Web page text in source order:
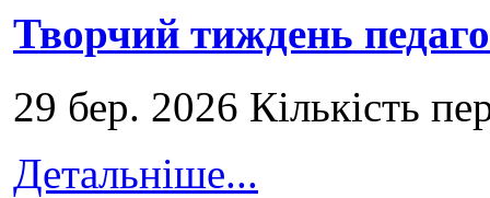
Творчий тиждень
29 бер. 2026 Кількість
Детальніше...